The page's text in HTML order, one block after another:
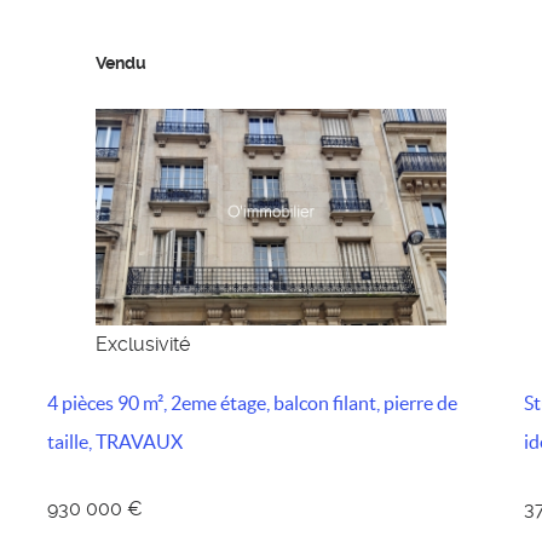
Vendu
Exclusivité
4 pièces 90 m², 2eme étage, balcon filant, pierre de
taille, TRAVAUX
930 000 €